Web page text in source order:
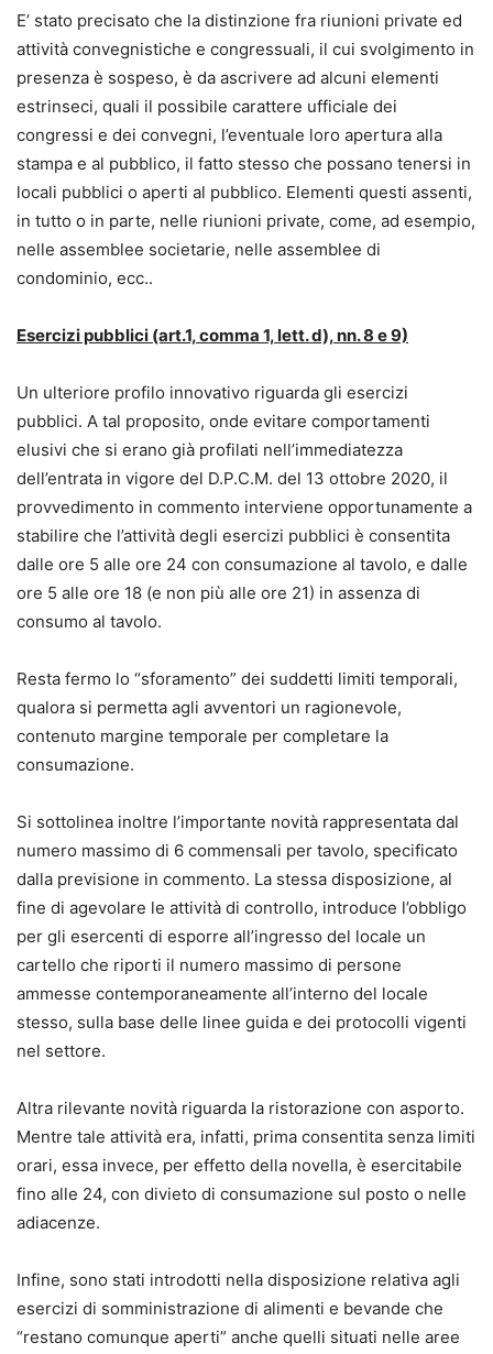
E’ stato precisato che la distinzione fra riunioni private ed
attività convegnistiche e congressuali, il cui svolgimento in
presenza è sospeso, è da ascrivere ad alcuni elementi
estrinseci, quali il possibile carattere ufficiale dei
congressi e dei convegni, l’eventuale loro apertura alla
stampa e al pubblico, il fatto stesso che possano tenersi in
locali pubblici o aperti al pubblico. Elementi questi assenti,
in tutto o in parte, nelle riunioni private, come, ad esempio,
nelle assemblee societarie, nelle assemblee di
condominio, ecc..
Esercizi pubblici (art.1, comma 1, lett. d), nn. 8 e 9)
Un ulteriore profilo innovativo riguarda gli esercizi
pubblici. A tal proposito, onde evitare comportamenti
elusivi che si erano già profilati nell’immediatezza
dell’entrata in vigore del D.P.C.M. del 13 ottobre 2020, il
provvedimento in commento interviene opportunamente a
stabilire che l’attività degli esercizi pubblici è consentita
dalle ore 5 alle ore 24 con consumazione al tavolo, e dalle
ore 5 alle ore 18 (e non più alle ore 21) in assenza di
consumo al tavolo.
Resta fermo lo “sforamento” dei suddetti limiti temporali,
qualora si permetta agli avventori un ragionevole,
contenuto margine temporale per completare la
consumazione.
Si sottolinea inoltre l’importante novità rappresentata dal
numero massimo di 6 commensali per tavolo, specificato
dalla previsione in commento. La stessa disposizione, al
fine di agevolare le attività di controllo, introduce l’obbligo
per gli esercenti di esporre all’ingresso del locale un
cartello che riporti il numero massimo di persone
ammesse contemporaneamente all’interno del locale
stesso, sulla base delle linee guida e dei protocolli vigenti
nel settore.
Altra rilevante novità riguarda la ristorazione con asporto.
Mentre tale attività era, infatti, prima consentita senza limiti
orari, essa invece, per effetto della novella, è esercitabile
fino alle 24, con divieto di consumazione sul posto o nelle
adiacenze.
Infine, sono stati introdotti nella disposizione relativa agli
esercizi di somministrazione di alimenti e bevande che
“restano comunque aperti” anche quelli situati nelle aree